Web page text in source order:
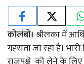
कोलंबो। श्रीलंका में
गहराता जा रहा है।